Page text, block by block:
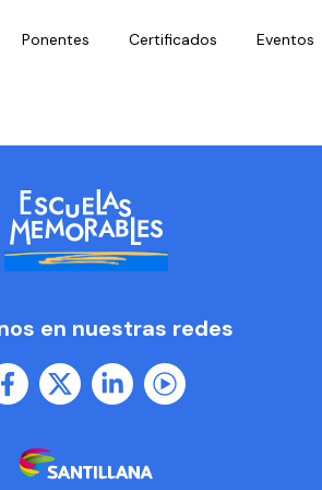
Ponentes Certificados Eventos
en nuestras redes